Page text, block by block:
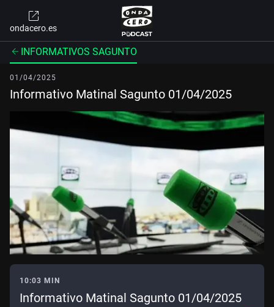
ondacero.es
INFORMATIVOS SAGUNTO
01/04/2025
Informativo Matinal Sagunto 01/04/2025
10:03 MIN
Informativo Matinal Sagunto 01/04/2025